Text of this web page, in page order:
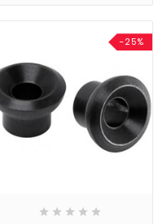
-25%
    